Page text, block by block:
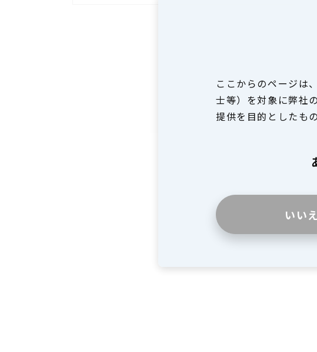
ここからのページは
士等）を対象に弊社
提供を目的としたも
いいえ